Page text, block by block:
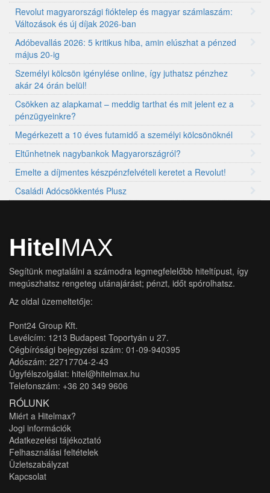
Revolut magyarországi fióktelep és magyar számlaszám:
Változások és új díjak 2026-ban
Adóbevallás 2026: 5 kritikus hiba, amin elúszhat a pénzed
május 20-ig
Személyi kölcsön igénylése online, így juthatsz pénzhez
akár 24 órán belül!
Csökken az alapkamat – meddig tarthat és mit jelent ez a
pénzügyeinkre?
Megérkezett a 10 éves futamidő a személyi kölcsönöknél
Eltűnhetnek nagybankok Magyarországról?
Emelte a díjmentes készpénzfelvételi keretet a Revolut!
Családi Adócsökkentés Plusz
HitelMAX
Segítünk megtalálni a számodra legmegfelelőbb hiteltípust, így
megúszhatsz rengeteg utánajárást; pénzt, időt spórolhatsz.
Az oldal üzemeltetője:
Pont24 Group Kft.
Levélcím: 1213 Budapest Toportyán u 27.
Cégbírósági bejegyzési szám: 01-09-940395
Adószám: 22717704-2-43
Ügyfélszolgálat: hitel@hitelmax.hu
Telefonszám: +36 20 349 9606
RÓLUNK
Miért a Hitelmax?
Jogi információk
Adatkezelési tájékoztató
Felhasználási feltételek
Üzletszabályzat
Kapcsolat